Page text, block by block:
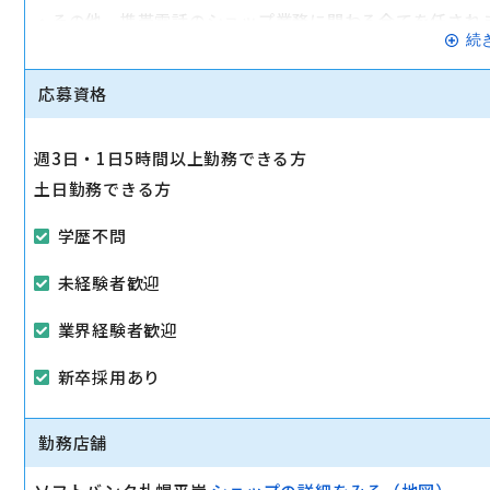
・その他、携帯電話のショップ業務に関わる全てを任され
例えば、キャンペーン案やチラシ作成など自分たちで考
う♪
続
応募資格
週3日・1日5時間以上勤務できる方
土日勤務できる方
学歴不問
未経験者歓迎
業界経験者歓迎
新卒採用あり
勤務店舗